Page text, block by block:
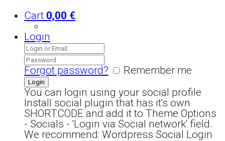
Cart 0,00 €
Login
Forgot password?
Remember me
You can login using your social profile
Install social plugin that has it's own
SHORTCODE and add it to Theme Options
- Socials - 'Login via Social network' field.
We recommend: Wordpress Social Login